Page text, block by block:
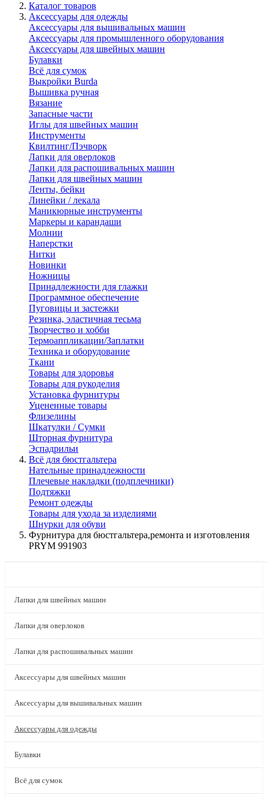
Каталог товаров
Аксессуары для одежды
Аксессуары для вышивальных машин
Аксессуары для промышленного оборудования
Аксессуары для швейных машин
Булавки
Всё для сумок
Выкройки Burda
Вышивка ручная
Вязание
Запасные части
Иглы для швейных машин
Инструменты
Квилтинг/Пэчворк
Лапки для оверлоков
Лапки для распошивальных машин
Лапки для швейных машин
Ленты, бейки
Линейки / лекала
Маникюрные инструменты
Маркеры и карандаши
Молнии
Наперстки
Нитки
Новинки
Ножницы
Принадлежности для глажки
Программное обеспечение
Пуговицы и застежки
Резинка, эластичная тесьма
Творчество и хобби
Термоаппликации/Заплатки
Техника и оборудование
Ткани
Товары для здоровья
Товары для рукоделия
Установка фурнитуры
Уцененные товары
Флизелины
Шкатулки / Сумки
Шторная фурнитура
Эспадрильи
Всё для бюстгальтера
Нательные принадлежности
Плечевые накладки (подплечники)
Подтяжки
Ремонт одежды
Товары для ухода за изделиями
Шнурки для обуви
Фурнитура для бюстгальтера,ремонта и изготовления
PRYM 991903
Лапки для швейных машин
Лапки для оверлоков
Лапки для распошивальных машин
Аксессуары для швейных машин
Аксессуары для вышивальных машин
Аксессуары для одежды
Булавки
Всё для сумок